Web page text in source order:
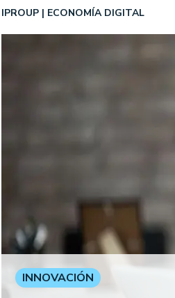
IPROUP ECONOMÍA DIGITAL
INNOVACIÓN